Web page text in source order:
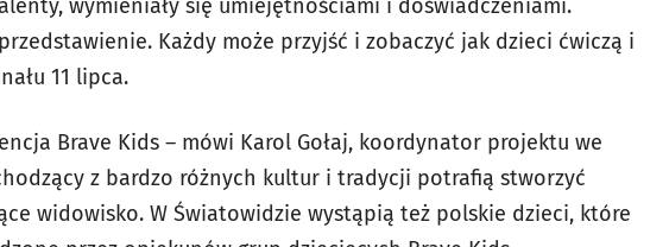
wymieniały się umiejętnościami i doświadczeniami.
Każdy może przyjść i zobaczyć jak dzieci ćwiczą i
11 lipca.
Brave Kids – mówi Karol Gołaj, koordynator projektu we
z bardzo różnych kultur i tradycji potrafią stworzyć
widowisko. W Światowidzie wystąpią też polskie dzieci, które